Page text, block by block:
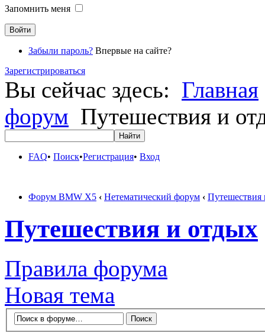
Запомнить меня
Забыли пароль? Впервые на сайте?
Зарегистрироваться
Вы сейчас здесь: Главная
форум Путешествия и
FAQ• Поиск•Регистрация• Вход
Форум BMW X5 ‹ Нетематический форум ‹ Путешествия
Путешествия и отдых
Правила форума
Новая тема